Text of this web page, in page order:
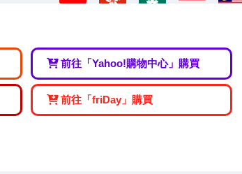
前往「Yahoo!購物中心」購買
前往「friDay」購買